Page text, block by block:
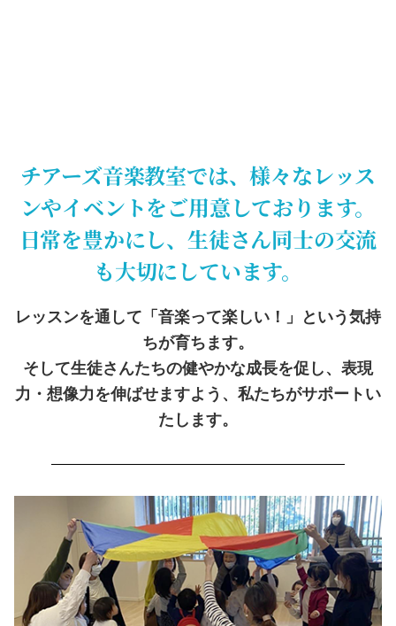
チアーズ音楽教室では、様々なレッス
ンやイベントをご用意しております。
日常を豊かにし、生徒さん同士の交流
も大切にしています。
レッスンを通して「音楽って楽しい！」という気持
ちが育ちます。
そして生徒さんたちの健やかな成長を促し、表現
力・想像力を伸ばせますよう、私たちがサポートい
たします。